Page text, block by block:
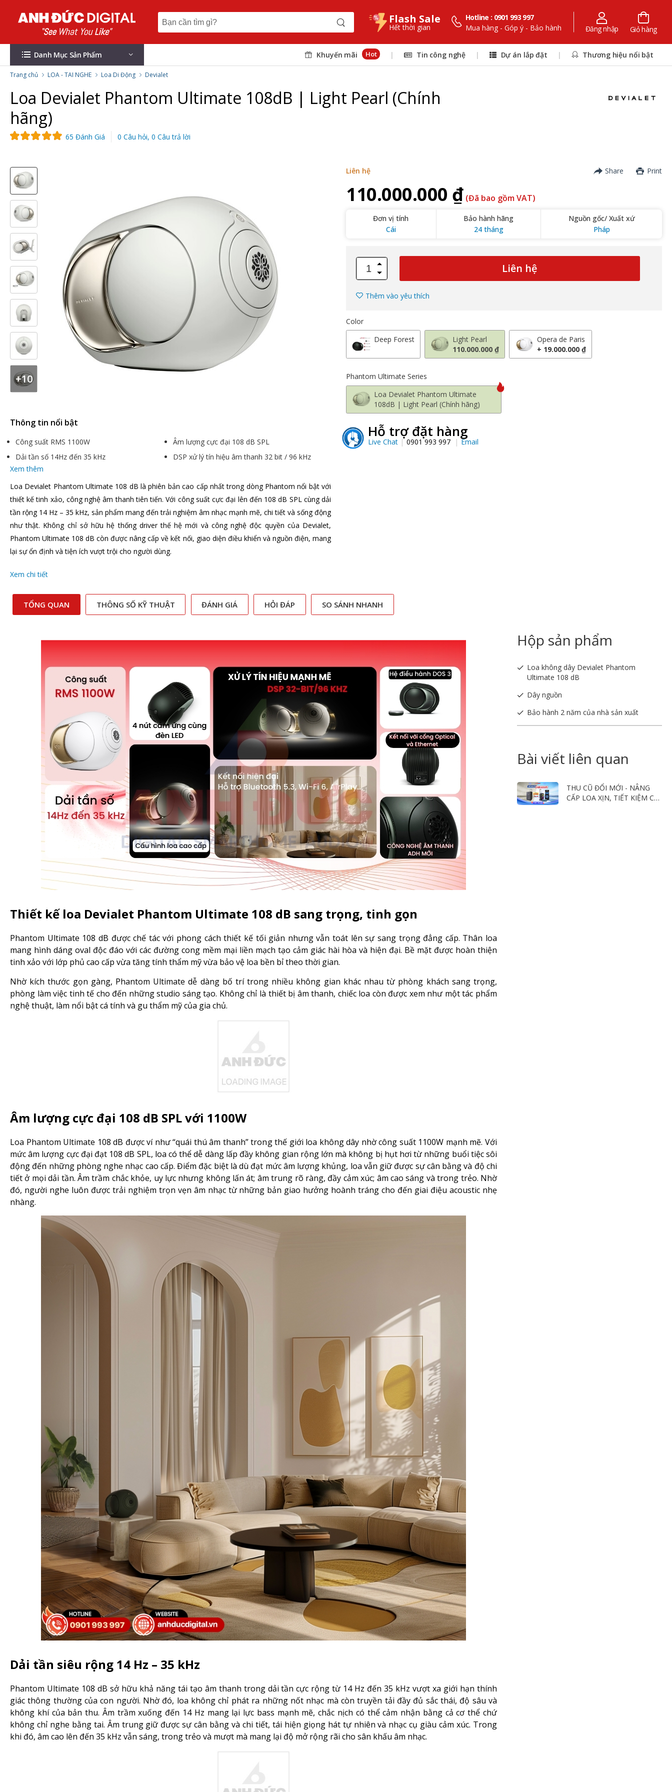
Flash Sale
Hết thời gian
Hotline : 0901 993 997
Mua hàng - Góp ý - Bảo hành
Đăng nhập Giỏ hàng
Danh Mục Sản Phẩm Khuyến mãi Hot | Tin công nghệ | Dự án lắp đặt | Thương hiệu nổi bật
Trang chủ LOA - TAI NGHE Loa Di Động Devialet
Loa Devialet Phantom Ultimate 108dB | Light Pearl (Chính
hãng)
65 Đánh Giá 0 Câu hỏi, 0 Câu trả lời
+10
Thông tin nổi bật
Công suất RMS 1100W
Âm lượng cực đại 108 dB SPL
Dải tần số 14Hz đến 35 kHz
DSP xử lý tín hiệu âm thanh 32 bit / 96 kHz
Xem thêm
Loa Devialet Phantom Ultimate 108 dB là phiên bản cao cấp nhất trong dòng Phantom nổi bật với
thiết kế tinh xảo, công nghệ âm thanh tiên tiến. Với công suất cực đại lên đến 108 dB SPL cùng dải
tần rộng 14 Hz – 35 kHz, sản phẩm mang đến trải nghiệm âm nhạc mạnh mẽ, chi tiết và sống động
như thật. Không chỉ sở hữu hệ thống driver thế hệ mới và công nghệ độc quyền của Devialet,
Phantom Ultimate 108 dB còn được nâng cấp về kết nối, giao diện điều khiển và nguồn điện, mang
lại sự ổn định và tiện ích vượt trội cho người dùng.
Xem chi tiết
Liên hệ Share Print
110.000.000 ₫ (Đã bao gồm VAT)
Đơn vị tính
Cái
Bảo hành hãng
24 tháng
Nguồn gốc/ Xuất xứ
Pháp
Liên hệ
Thêm vào yêu thích
Color
Deep Forest
Light Pearl
110.000.000 ₫
Opera de Paris
+ 19.000.000 ₫
Phantom Ultimate Series
Loa Devialet Phantom Ultimate
108dB | Light Pearl (Chính hãng)
Hỗ trợ đặt hàng
Live Chat 0901 993 997 Email
TỔNG QUAN THÔNG SỐ KỸ THUẬT ĐÁNH GIÁ HỎI ĐÁP SO SÁNH NHANH
Thiết kế loa Devialet Phantom Ultimate 108 dB sang trọng, tinh gọn
Phantom Ultimate 108 dB được chế tác với phong cách thiết kế tối giản nhưng vẫn toát lên sự sang trọng đẳng cấp. Thân loa
mang hình dáng oval độc đáo với các đường cong mềm mại liền mạch tạo cảm giác hài hòa và hiện đại. Bề mặt được hoàn thiện
tinh xảo với lớp phủ cao cấp vừa tăng tính thẩm mỹ vừa bảo vệ loa bền bỉ theo thời gian.
Nhờ kích thước gọn gàng, Phantom Ultimate dễ dàng bố trí trong nhiều không gian khác nhau từ phòng khách sang trọng,
phòng làm việc tinh tế cho đến những studio sáng tạo. Không chỉ là thiết bị âm thanh, chiếc loa còn được xem như một tác phẩm
nghệ thuật, làm nổi bật cá tính và gu thẩm mỹ của gia chủ.
Âm lượng cực đại 108 dB SPL với 1100W
Loa Phantom Ultimate 108 dB được ví như “quái thú âm thanh” trong thế giới loa không dây nhờ công suất 1100W mạnh mẽ. Với
mức âm lượng cực đại đạt 108 dB SPL, loa có thể dễ dàng lấp đầy không gian rộng lớn mà không bị hụt hơi từ những buổi tiệc sôi
động đến những phòng nghe nhạc cao cấp. Điểm đặc biệt là dù đạt mức âm lượng khủng, loa vẫn giữ được sự cân bằng và độ chi
tiết ở mọi dải tần. Âm trầm chắc khỏe, uy lực nhưng không lấn át; âm trung rõ ràng, đầy cảm xúc; âm cao sáng và trong trẻo. Nhờ
đó, người nghe luôn được trải nghiệm trọn vẹn âm nhạc từ những bản giao hưởng hoành tráng cho đến giai điệu acoustic nhẹ
nhàng.
Dải tần siêu rộng 14 Hz – 35 kHz
Phantom Ultimate 108 dB sở hữu khả năng tái tạo âm thanh trong dải tần cực rộng từ 14 Hz đến 35 kHz vượt xa giới hạn thính
giác thông thường của con người. Nhờ đó, loa không chỉ phát ra những nốt nhạc mà còn truyền tải đầy đủ sắc thái, độ sâu và
không khí của bản thu. Âm trầm xuống đến 14 Hz mang lại lực bass mạnh mẽ, chắc nịch có thể cảm nhận bằng cả cơ thể chứ
không chỉ nghe bằng tai. Âm trung giữ được sự cân bằng và chi tiết, tái hiện giọng hát tự nhiên và nhạc cụ giàu cảm xúc. Trong
khi đó, âm cao lên đến 35 kHz vẫn sáng, trong trẻo và mượt mà mang lại độ mở rộng rãi cho sân khấu âm nhạc.
Hộp sản phẩm
Loa không dây Devialet Phantom
Ultimate 108 dB
Dây nguồn
Bảo hành 2 năm của nhà sản xuất
Bài viết liên quan
THU CŨ ĐỔI MỚI - NÂNG
CẤP LOA XỊN, TIẾT KIỆM CHI